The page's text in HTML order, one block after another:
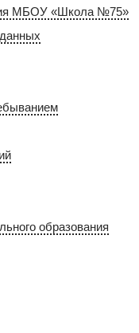
МБОУ «Школа №75»
образования